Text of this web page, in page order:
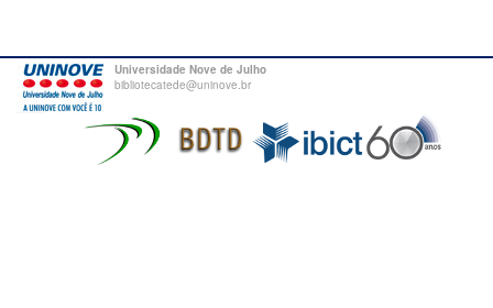
Universidade Nove de Julho
bibliotecatede@uninove.br